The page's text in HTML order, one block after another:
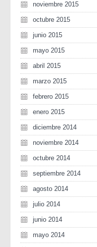
noviembre 2015
octubre 2015
junio 2015
mayo 2015
abril 2015
marzo 2015
febrero 2015
enero 2015
diciembre 2014
noviembre 2014
octubre 2014
septiembre 2014
agosto 2014
julio 2014
junio 2014
mayo 2014